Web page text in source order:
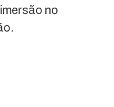
no